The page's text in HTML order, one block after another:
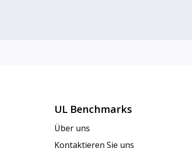
UL Benchmarks
Über uns
Kontaktieren Sie uns